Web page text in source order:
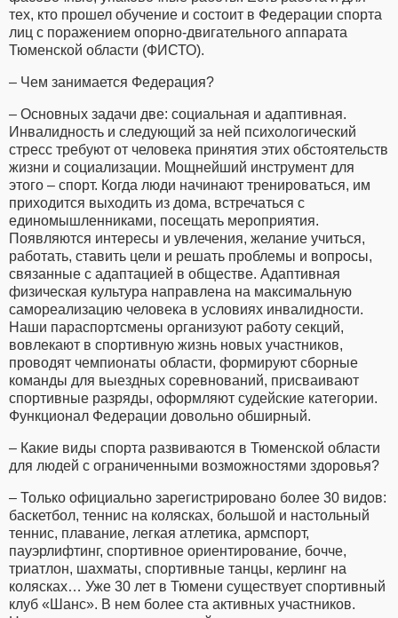
тех, кто прошел обучение и состоит в Федерации спорта
лиц с поражением опорно-двигательного аппарата
Тюменской области (ФИСТО).
– Чем занимается Федерация?
– Основных задачи две: социальная и адаптивная.
Инвалидность и следующий за ней психологический
стресс требуют от человека принятия этих обстоятельств
жизни и социализации. Мощнейший инструмент для
этого – спорт. Когда люди начинают тренироваться, им
приходится выходить из дома, встречаться с
единомышленниками, посещать мероприятия.
Появляются интересы и увлечения, желание учиться,
работать, ставить цели и решать проблемы и вопросы,
связанные с адаптацией в обществе. Адаптивная
физическая культура направлена на максимальную
самореализацию человека в условиях инвалидности.
Наши параспортсмены организуют работу секций,
вовлекают в спортивную жизнь новых участников,
проводят чемпионаты области, формируют сборные
команды для выездных соревнований, присваивают
спортивные разряды, оформляют судейские категории.
Функционал Федерации довольно обширный.
– Какие виды спорта развиваются в Тюменской области
для людей с ограниченными возможностями здоровья?
– Только официально зарегистрировано более 30 видов:
баскетбол, теннис на колясках, большой и настольный
теннис, плавание, легкая атлетика, армспорт,
пауэрлифтинг, спортивное ориентирование, бочче,
триатлон, шахматы, спортивные танцы, керлинг на
колясках… Уже 30 лет в Тюмени существует спортивный
клуб «Шанс». В нем более ста активных участников.